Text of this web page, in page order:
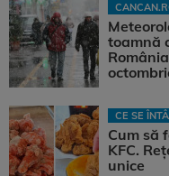
toamnă
CE SE
Cum să
KFC.
unice